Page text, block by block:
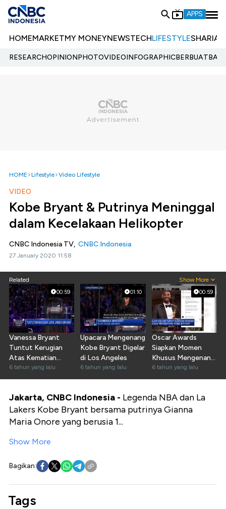
APPS
HOMEMARKETMY MONEYNEWSTECHLIFESTYLESHARIA
RESEARCHOPINIONPHOTOVIDEOINFOGRAPHIC
HOME Lifestyle Video Lifestyle
VIDEO
Kobe Bryant & Putrinya Meninggal
dalam Kecelakaan Helikopter
CNBC Indonesia TV, CNBC Indonesia
27 January 2020 11:58
Related Show More
00:59
Vanessa Bryant
Tuntut Kerugian
Atas Kematian
Kobe Bryant
6 tahun yang lalu
01:10
Upacara Mengenang
Kobe Bryant Digelar
di Los Angeles
6 tahun yang lalu
00:59
Oscar Awards
Siapkan Momen
Khusus Mengenang
Kobe Bryant
6 tahun yang lalu
Jakarta, CNBC Indonesia - Legenda NBA dan La
Lakers Kobe Bryant bersama putrinya Gianna
Maria Onore yang berusia 1...
Show More
Bagikan:
Tags